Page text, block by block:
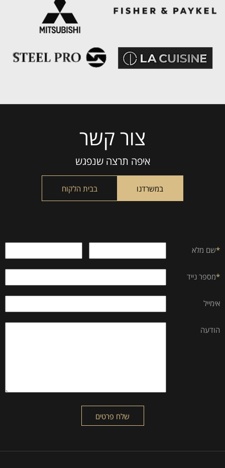
צור קשר
איפה תרצה שנפגש
במשרדנו בבית הלקוח
*שם מלא
*מספר נייד
אימייל
הודעה